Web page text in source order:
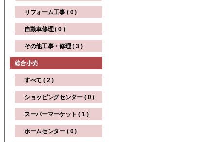
リフォーム工事 ( 0 )
自動車修理 ( 0 )
その他工事・修理 ( 3 )
総合小売
すべて ( 2 )
ショッピングセンター ( 0 )
スーパーマーケット ( 1 )
ホームセンター ( 0 )